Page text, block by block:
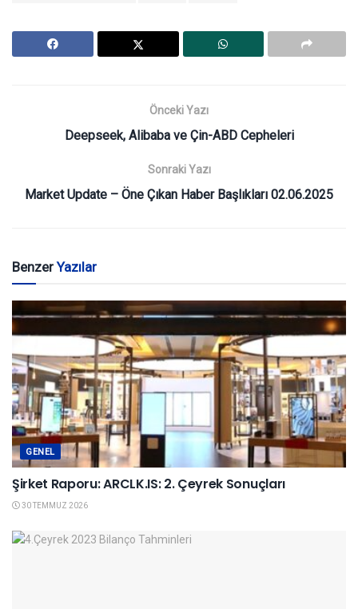
Önceki Yazı
Deepseek, Alibaba ve Çin-ABD Cepheleri
Sonraki Yazı
Market Update – Öne Çıkan Haber Başlıkları 02.06.2025
BenzerYazılar
GENEL
Şirket Raporu: ARCLK.IS: 2. Çeyrek Sonuçları
30 TEMMUZ 2026